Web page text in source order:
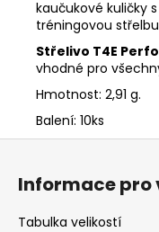
kaučukové kuličky
tréningovou
Střelivo T4E
vhodné pro
Hmotnost: 2,91 g.
Balení: 10ks
Z
Informace pro
Tabulka velikostí